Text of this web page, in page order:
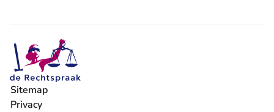
Sitemap
Privacy